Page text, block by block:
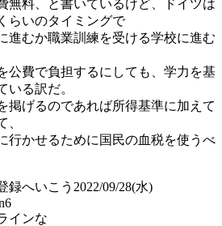
無料、と書いているけど、ドイツは
らいのタイミングで
進むか職業訓練を受ける学校に進む
公費で負担するにしても、学力を基
いる訳だ。
掲げるのであれば所得基準に加えて
、
行かせるために国民の血税を使うべ
録へいこう 2022/09/28(水)
インな